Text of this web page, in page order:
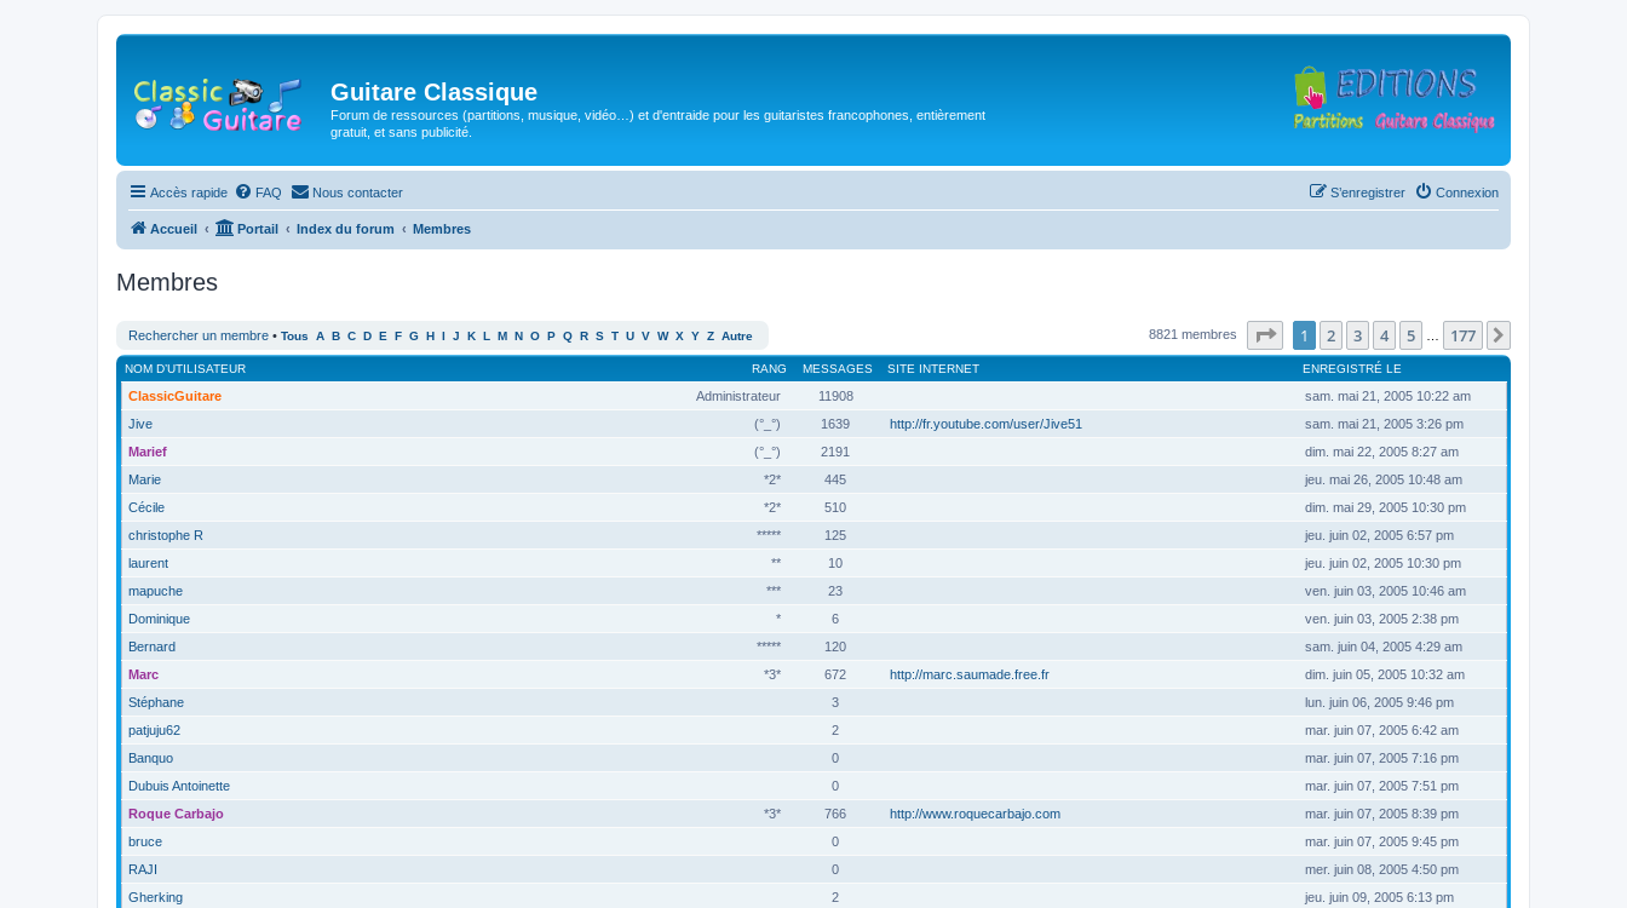
Guitare Classique
Forum de ressources (partitions, musique, vidéo…) et d'entraide pour les guitaristes francophones, entièrement
gratuit, et sans publicité.
Accès rapide FAQ Nous contacter Connexion
S’enregistrer
Accueil Portail Index du forum Membres
Membres
Rechercher un membre • Tous A B C D E F G H I J K L M N O P Q R S T U V W X Y Z Autre 8821 membres Page sur177
1 2 3 4 5 177
RANG
NOM D’UTILISATEUR MESSAGES SITE INTERNET ENREGISTRÉ LE
Administrateur
ClassicGuitare 11908
sam. mai 21, 2005 10:22 am
(°_°)
Jive 1639 http://fr.youtube.com/user/Jive51
sam. mai 21, 2005 3:26 pm
(°_°)
Marief 2191
dim. mai 22, 2005 8:27 am
*2*
Marie 445
jeu. mai 26, 2005 10:48 am
*2*
Cécile 510
dim. mai 29, 2005 10:30 pm
*****
christophe R 125
jeu. juin 02, 2005 6:57 pm
**
laurent 10
jeu. juin 02, 2005 10:30 pm
***
mapuche 23
ven. juin 03, 2005 10:46 am
*
Dominique 6
ven. juin 03, 2005 2:38 pm
*****
Bernard 120
sam. juin 04, 2005 4:29 am
*3*
Marc 672 http://marc.saumade.free.fr
dim. juin 05, 2005 10:32 am
Stéphane
3
lun. juin 06, 2005 9:46 pm
patjuju62
2
mar. juin 07, 2005 6:42 am
Banquo
0
mar. juin 07, 2005 7:16 pm
Dubuis Antoinette
0
mar. juin 07, 2005 7:51 pm
*3*
Roque Carbajo 766 http://www.roquecarbajo.com
mar. juin 07, 2005 8:39 pm
bruce
0
mar. juin 07, 2005 9:45 pm
RAJI
0
mer. juin 08, 2005 4:50 pm
Gherking
2
jeu. juin 09, 2005 6:13 pm